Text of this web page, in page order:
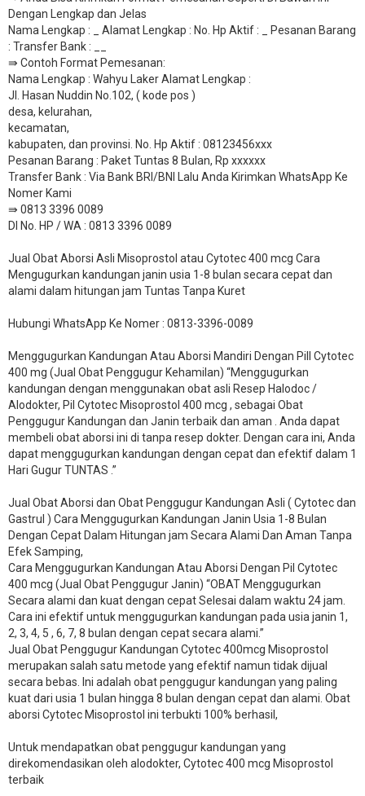
Dengan Lengkap dan Jelas
Nama Lengkap : _ Alamat Lengkap : No. Hp Aktif : _ Pesanan Barang
: Transfer Bank : __
​⇛ Contoh Format Pemesanan:
Nama Lengkap : Wahyu Laker Alamat Lengkap :
Jl. Hasan Nuddin No.102, ( kode pos )
desa, kelurahan,
kecamatan,
kabupaten, dan provinsi. No. Hp Aktif : 08123456xxx
Pesanan Barang : Paket Tuntas 8 Bulan, Rp xxxxxx
​Transfer Bank : Via Bank BRI/BNI Lalu Anda Kirimkan WhatsApp Ke
Nomer Kami
⇛ 0813 3396 0089
DI No. HP / WA : 0813 3396 0089
Jual Obat Aborsi Asli Misoprostol atau Cytotec 400 mcg Cara
Mengugurkan kandungan janin usia 1-8 bulan secara cepat dan
alami dalam hitungan jam Tuntas Tanpa Kuret
Hubungi WhatsApp Ke Nomer : 0813-3396-0089​
Menggugurkan Kandungan Atau Aborsi Mandiri Dengan Pill Cytotec
400 mg (Jual Obat Penggugur Kehamilan) “Menggugurkan
kandungan dengan menggunakan obat asli Resep Halodoc /
Alodokter, Pil Cytotec Misoprostol 400 mcg , sebagai Obat
Penggugur Kandungan dan Janin terbaik dan aman . Anda dapat
membeli obat aborsi ini di tanpa resep dokter. Dengan cara ini, Anda
dapat menggugurkan kandungan dengan cepat dan efektif dalam 1
Hari Gugur TUNTAS .”
Jual Obat Aborsi dan Obat Penggugur Kandungan Asli ( Cytotec dan
Gastrul ) Cara Menggugurkan Kandungan Janin Usia 1-8 Bulan
Dengan Cepat Dalam Hitungan jam Secara Alami Dan Aman Tanpa
Efek Samping,
Cara Menggugurkan Kandungan Atau Aborsi Dengan Pil Cytotec
400 mcg (Jual Obat Penggugur Janin) “OBAT Menggugurkan
Secara alami dan kuat dengan cepat Selesai dalam waktu 24 jam.
Cara ini efektif untuk menggugurkan kandungan pada usia janin 1,
2, 3, 4, 5 , 6, 7, 8 bulan dengan cepat secara alami.”
Jual Obat Penggugur Kandungan Cytotec 400mcg Misoprostol
merupakan salah satu metode yang efektif namun tidak dijual
secara bebas. Ini adalah obat penggugur kandungan yang paling
kuat dari usia 1 bulan hingga 8 bulan dengan cepat dan alami. Obat
aborsi Cytotec Misoprostol ini terbukti 100% berhasil,
Untuk mendapatkan obat penggugur kandungan yang
direkomendasikan oleh alodokter, Cytotec 400 mcg Misoprostol
terbaik